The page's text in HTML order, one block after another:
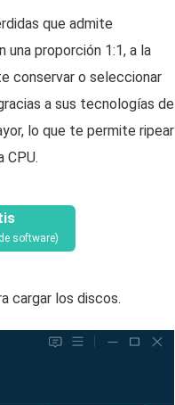
que admite
proporción 1:1, a la
conservar o seleccionar
a sus tecnologías de
lo que te permite ripear
CPU.
software)
cargar los discos.